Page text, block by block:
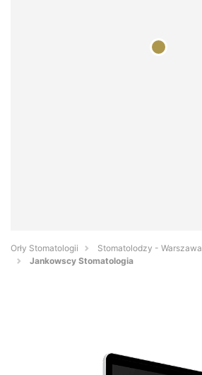
Orły Stomatologii
Stomatolodzy - Warszawa
Jankowscy Stomatologia